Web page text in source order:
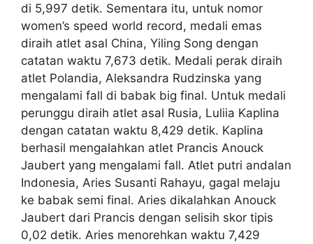
di 5,997 detik. Sementara itu, untuk nomor
women’s speed world record, medali emas
diraih atlet asal China, Yiling Song dengan
catatan waktu 7,673 detik. Medali perak diraih
atlet Polandia, Aleksandra Rudzinska yang
mengalami fall di babak big final. Untuk medali
perunggu diraih atlet asal Rusia, Luliia Kaplina
dengan catatan waktu 8,429 detik. Kaplina
berhasil mengalahkan atlet Prancis Anouck
Jaubert yang mengalami fall. Atlet putri andalan
Indonesia, Aries Susanti Rahayu, gagal melaju
ke babak semi final. Aries dikalahkan Anouck
Jaubert dari Prancis dengan selisih skor tipis
0,02 detik. Aries menorehkan waktu 7,429